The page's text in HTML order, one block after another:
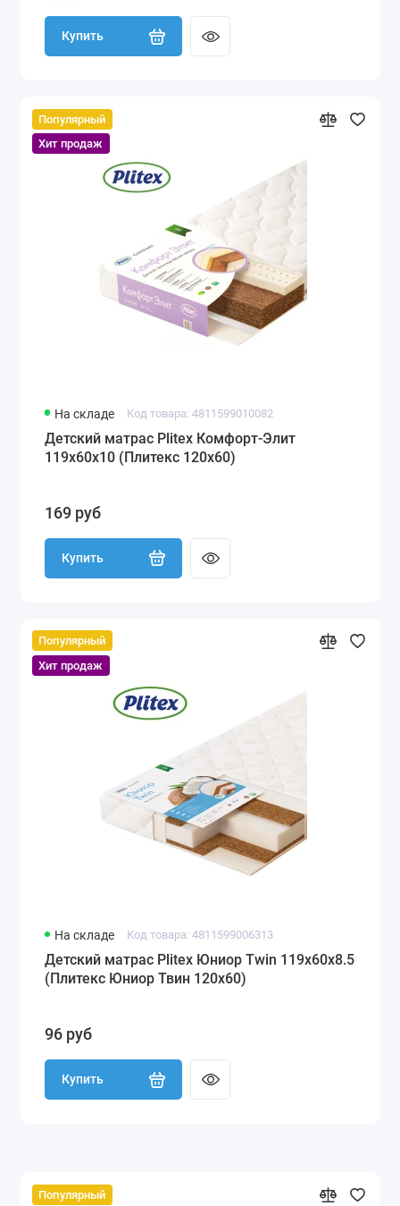
Купить
Популярный
Хит продаж
На складе Код товара: 4811599010082
Детский матрас Plitex Комфорт-Элит
119x60x10 (Плитекс 120х60)
169 руб
Купить
Популярный
Хит продаж
На складе Код товара: 4811599006313
Детский матрас Plitex Юниор Twin 119х60х8.5
(Плитекс Юниор Твин 120х60)
96 руб
Купить
Популярный